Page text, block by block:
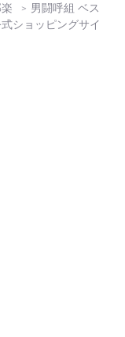
男闘呼組 ベス
ショッピングサイ